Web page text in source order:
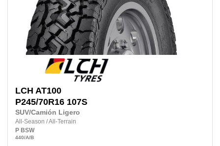
LCH AT100
P245/70R16 107S
SUV/Camión Ligero
All-Season /All-Terrain
P BSW
440/A/B